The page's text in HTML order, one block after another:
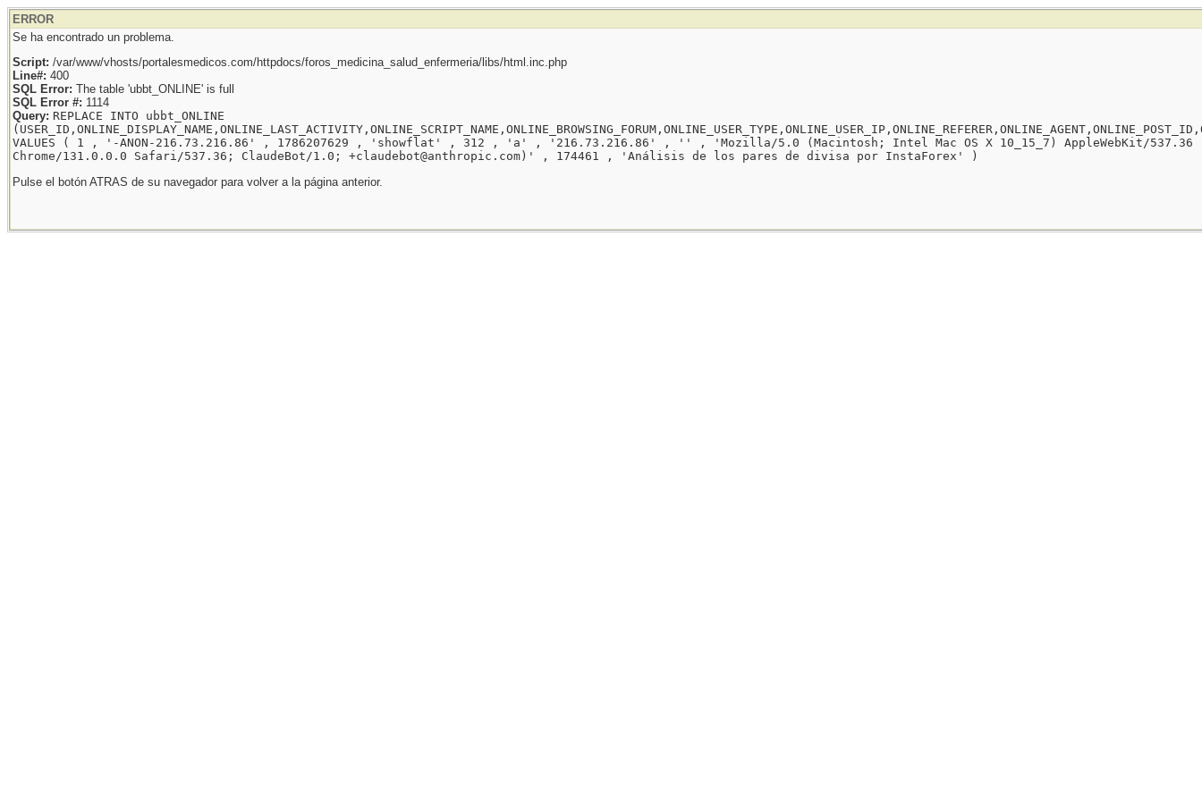
ERROR
Se ha encontrado un problema.
Script: /var/www/vhosts/portalesmedicos.com/httpdocs/foros_medicina_salud_enfermeria/libs/html.inc.php
Line#: 400
SQL Error: The table 'ubbt_ONLINE' is full
SQL Error #: 1114
Query: REPLACE INTO ubbt_ONLINE
VALUES ( 1 , '-ANON-216.73.216.86' , 1786207629 , 'showflat' , 312 , 'a' , '216.73.216.86' , '' , 'Mozilla/5.0 (Macintosh; Intel Mac OS X 10_15_7) AppleWebKit/537.36
Chrome/131.0.0.0 Safari/537.36; ClaudeBot/1.0; +claudebot@anthropic.com)' , 174461 , 'Análisis de los pares de divisa por InstaForex' )
Pulse el botón ATRAS de su navegador para volver a la página anterior.